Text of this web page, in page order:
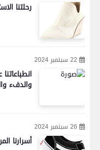
رحلتنا
22 سبتمبر 2024
والدفء
26 سبتمبر 2024
أسرارنا